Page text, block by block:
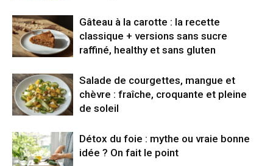
Gâteau à la carotte : la recette
classique + versions sans sucre
raffiné, healthy et sans gluten
Salade de courgettes, mangue et
chèvre : fraîche, croquante et pleine
de soleil
Détox du foie : mythe ou vraie bonne
idée ? On fait le point